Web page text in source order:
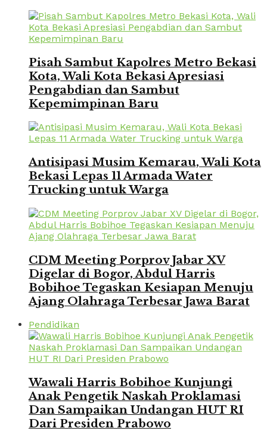
Pisah Sambut Kapolres Metro Bekasi
Kota, Wali Kota Bekasi Apresiasi
Pengabdian dan Sambut
Kepemimpinan Baru
Antisipasi Musim Kemarau, Wali Kota
Bekasi Lepas 11 Armada Water
Trucking untuk Warga
CDM Meeting Porprov Jabar XV
Digelar di Bogor, Abdul Harris
Bobihoe Tegaskan Kesiapan Menuju
Ajang Olahraga Terbesar Jawa Barat
Pendidikan
Wawali Harris Bobihoe Kunjungi
Anak Pengetik Naskah Proklamasi
Dan Sampaikan Undangan HUT RI
Dari Presiden Prabowo